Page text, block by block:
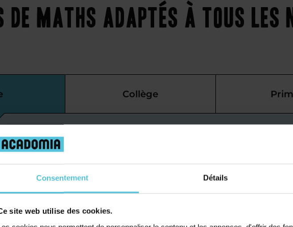
Consentement Détails
site web utilise des cookies.
de maths adaptés à tous les
Collège
bac en maths à
notre soutien
niveau lycée